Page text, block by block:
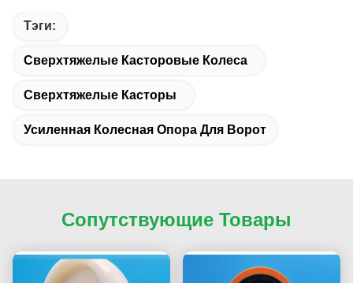
Тэги:
Сверхтяжелые Касторовые Колеса
Сверхтяжелые Касторы
Усиленная Колесная Опора Для Ворот
Сопутствующие Товары